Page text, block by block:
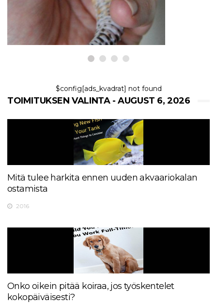
$config[ads_kvadrat] not found
TOIMITUKSEN VALINTA - AUGUST 6, 2026
Mitä tulee harkita ennen uuden akvaariokalan
ostamista
2016
Onko oikein pitää koiraa, jos työskentelet
kokopäiväisesti?